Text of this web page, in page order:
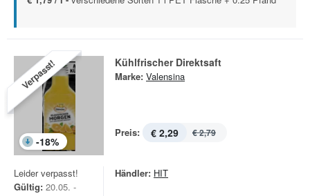
Verpasst!
-18%
Kühlfrischer Direktsaft
Marke: Valensina
Preis: € 2,29 € 2,79
Leider verpasst!
Gültig: 20.05. -
Händler: HIT